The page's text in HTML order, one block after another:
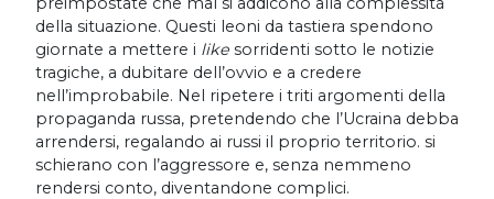
della situazione. Questi leoni da tastiera spendono
giornate a mettere i like sorridenti sotto le notizie
tragiche, a dubitare dell’ovvio e a credere
nell’improbabile. Nel ripetere i triti argomenti della
propaganda russa, pretendendo che l’Ucraina debba
arrendersi, regalando ai russi il proprio territorio. si
schierano con l’aggressore e, senza nemmeno
rendersi conto, diventandone complici.